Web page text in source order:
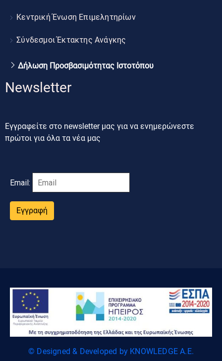
Κεντρική Ένωση Επιμελητηρίων
Σύνδεσμοι Έκτακτης Ανάγκης
Δήλωση Προσβασιμότητας Ιστοτόπου
Newsletter
Εγγραφείτε στο newsletter μας για να ενημερώνεστε
πρώτοι για όλα τα νέα μας
Email:
Εγγραφή
© Designed & Developed by KNOWLEDGE A.E.